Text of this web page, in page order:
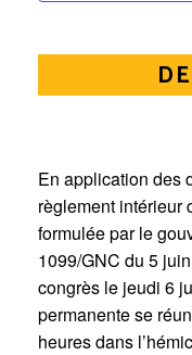
En application des
règlement intérieur
formulée par le
1099/GNC du 5
congrès le jeudi 6
permanente se
heures dans